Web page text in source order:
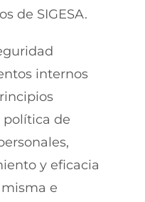
de SIGESA.
internos
política de
y eficacia
e